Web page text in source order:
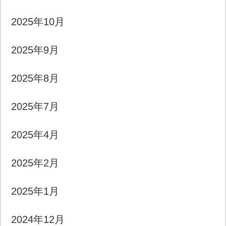
2025年10月
2025年9月
2025年8月
2025年7月
2025年4月
2025年2月
2025年1月
2024年12月